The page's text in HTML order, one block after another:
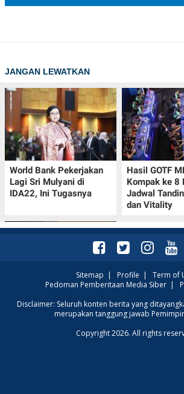
JANGAN LEWATKAN
World Bank Pekerjakan
Lagi Sri Mulyani di
IDA22, Ini Tugasnya
Hasil GOTF
Kompak ke 8
Jadwal
dan Vitality
Jadwal Persija vs Arema
FC Perebutan Juara 3
Sitemap | Profile | Term of
Pedoman Pemberitaan Media Siber|
Disclaimer: Seluruh konten berita yang
merupakan tanggung jawab
Copyright 2026. All rights